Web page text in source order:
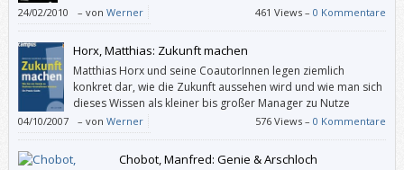
24/02/2010 – von Werner 461 Views –0 Kommentare
Horx, Matthias: Zukunft machen
Matthias Horx und seine CoautorInnen legen ziemlich
konkret dar, wie die Zukunft aussehen wird und wie man sich
dieses Wissen als kleiner bis großer Manager zu Nutze
machen kann.
04/10/2007 – von Werner 576 Views –0 Kommentare
Chobot, Manfred: Genie & Arschloch